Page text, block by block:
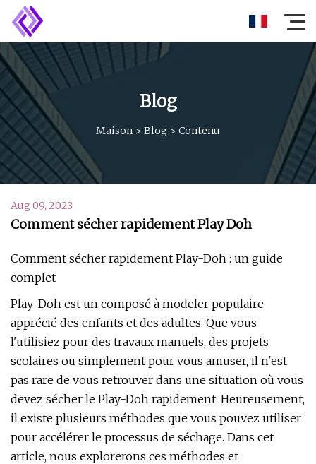
Blog
Maison > Blog > Contenu
Aug 09, 2023
Comment sécher rapidement Play Doh
Comment sécher rapidement Play-Doh : un guide
complet
Play-Doh est un composé à modeler populaire
apprécié des enfants et des adultes. Que vous
l'utilisiez pour des travaux manuels, des projets
scolaires ou simplement pour vous amuser, il n'est
pas rare de vous retrouver dans une situation où vous
devez sécher le Play-Doh rapidement. Heureusement,
il existe plusieurs méthodes que vous pouvez utiliser
pour accélérer le processus de séchage. Dans cet
article, nous explorerons ces méthodes et